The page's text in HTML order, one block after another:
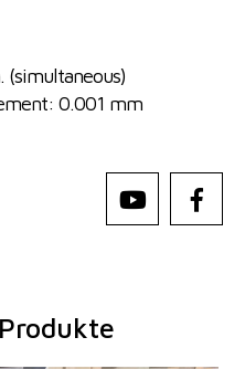
(simultaneous)
0.001 mm